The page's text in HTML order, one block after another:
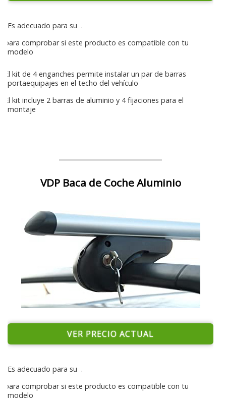
Es adecuado para su .
para comprobar si este producto es compatible con tu
modelo
El kit de 4 enganches permite instalar un par de barras
portaequipajes en el techo del vehículo
El kit incluye 2 barras de aluminio y 4 fijaciones para el
montaje
VDP Baca de Coche Aluminio
VER PRECIO ACTUAL
Es adecuado para su .
para comprobar si este producto es compatible con tu
modelo